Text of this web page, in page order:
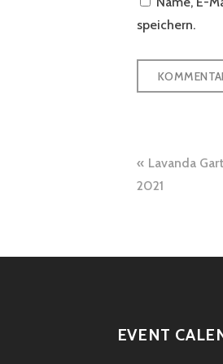
speichern.
Lavanda
2021
EVENT